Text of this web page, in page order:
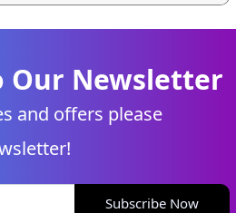
Our Newsletter
and offers please
Subscribe Now